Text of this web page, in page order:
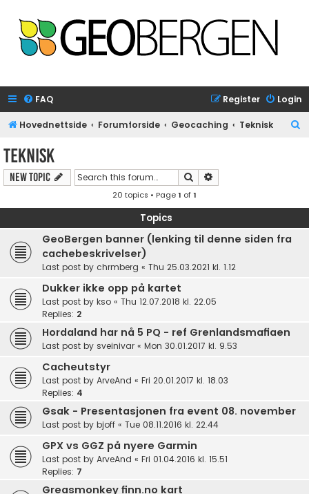
FAQ Login
Register
Hovednettside Forumforside Geocaching Teknisk
Teknisk
New Topic Search
20 topics • Page1 of1
Topics
GeoBergen banner (lenking til denne siden fra
cachebeskrivelser)
Last post by chrmberg « Thu 25.03.2021 kl. 1.12
Dukker ikke opp på kartet
Last post by kso « Thu 12.07.2018 kl. 22.05
Replies: 2
Hordaland har nå 5 PQ - ref Grenlandsmafiaen
Last post by sveinivar « Mon 30.01.2017 kl. 9.53
Cacheutstyr
Last post by ArveAnd « Fri 20.01.2017 kl. 18.03
Replies: 4
Gsak - Presentasjonen fra event 08. november
Last post by bjoff « Tue 08.11.2016 kl. 22.44
GPX vs GGZ på nyere Garmin
Last post by ArveAnd « Fri 01.04.2016 kl. 15.51
Replies: 7
Greasmonkey finn.no kart